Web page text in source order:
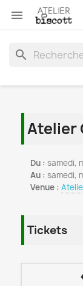

search
Atelier
Du : samedi,
Au : samedi,
Venue :
Tickets